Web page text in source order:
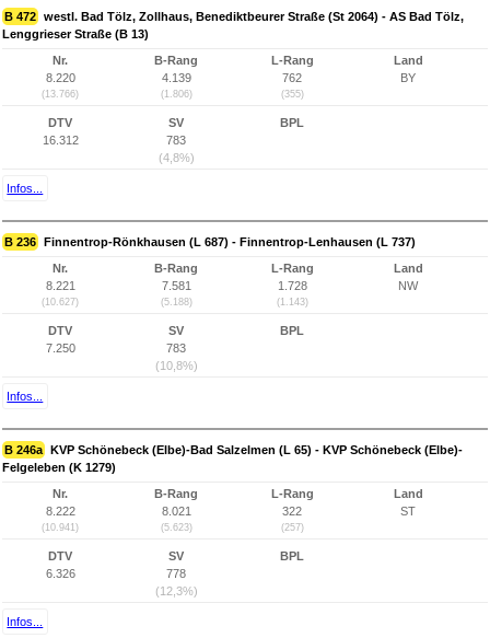
B 472 westl. Bad Tölz, Zollhaus, Benediktbeurer Straße (St 2064) - AS Bad Tölz,
Lenggrieser Straße (B 13)
Nr.
8.220
(13.766)
B-Rang
4.139
(1.806)
L-Rang
762
(355)
Land
BY
DTV
16.312
SV
783
(4,8%)
BPL
Infos...
B 236 Finnentrop-Rönkhausen (L 687) - Finnentrop-Lenhausen (L 737)
Nr.
8.221
(10.627)
B-Rang
7.581
(5.188)
L-Rang
1.728
(1.143)
Land
NW
DTV
7.250
SV
783
(10,8%)
BPL
Infos...
B 246a KVP Schönebeck (Elbe)-Bad Salzelmen (L 65) - KVP Schönebeck (Elbe)-
Felgeleben (K 1279)
Nr.
8.222
(10.941)
B-Rang
8.021
(5.623)
L-Rang
322
(257)
Land
ST
DTV
6.326
SV
778
(12,3%)
BPL
Infos...